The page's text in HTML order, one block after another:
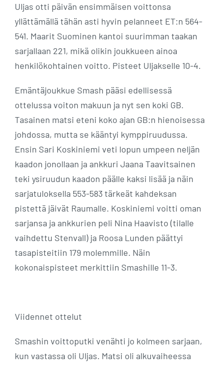
Uljas otti päivän ensimmäisen voittonsa
yllättämällä tähän asti hyvin pelanneet ET:n 564-
541. Maarit Suominen kantoi suurimman taakan
sarjallaan 221, mikä olikin joukkueen ainoa
henkilökohtainen voitto. Pisteet Uljakselle 10-4.
Emäntäjoukkue Smash pääsi edellisessä
ottelussa voiton makuun ja nyt sen koki GB.
Tasainen matsi eteni koko ajan GB:n hienoisessa
johdossa, mutta se kääntyi kymppiruudussa.
Ensin Sari Koskiniemi veti lopun umpeen neljän
kaadon jonollaan ja ankkuri Jaana Taavitsainen
teki ysiruudun kaadon päälle kaksi lisää ja näin
sarjatuloksella 553-583 tärkeät kahdeksan
pistettä jäivät Raumalle. Koskiniemi voitti oman
sarjansa ja ankkurien peli Nina Haavisto (tilalle
vaihdettu Stenvall) ja Roosa Lunden päättyi
tasapisteitiin 179 molemmille. Näin
kokonaispisteet merkittiin Smashille 11-3.
Viidennet ottelut
Smashin voittoputki venähti jo kolmeen sarjaan,
kun vastassa oli Uljas. Matsi oli alkuvaiheessa